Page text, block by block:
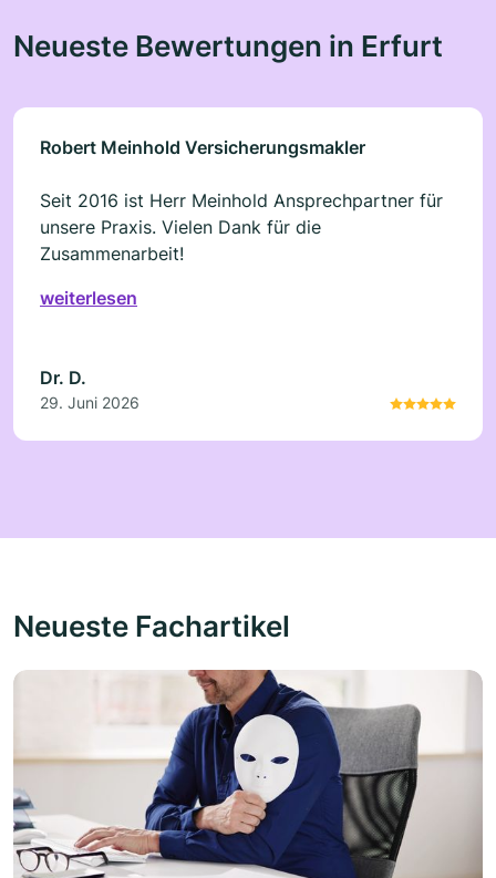
Neueste Bewertungen in Erfurt
Robert Meinhold Versicherungsmakler
Seit 2016 ist Herr Meinhold Ansprechpartner für
unsere Praxis. Vielen Dank für die
Zusammenarbeit!
weiterlesen
Dr. D.
29. Juni 2026
Neueste Fachartikel